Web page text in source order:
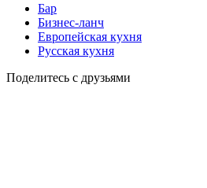
Бар
Бизнес-ланч
Европейская кухня
Русская кухня
Поделитесь с друзьями